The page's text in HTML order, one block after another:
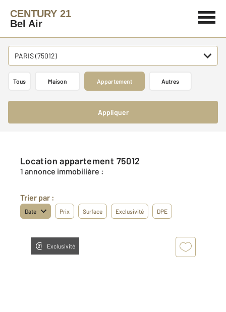
CENTURY 21
Bel Air
PARIS (75012)
Tous Maison Appartement Autres
Appliquer
Location appartement 75012
1 annonce immobilière :
Trier par :
Date Prix Surface Exclusivité DPE
Exclusivité